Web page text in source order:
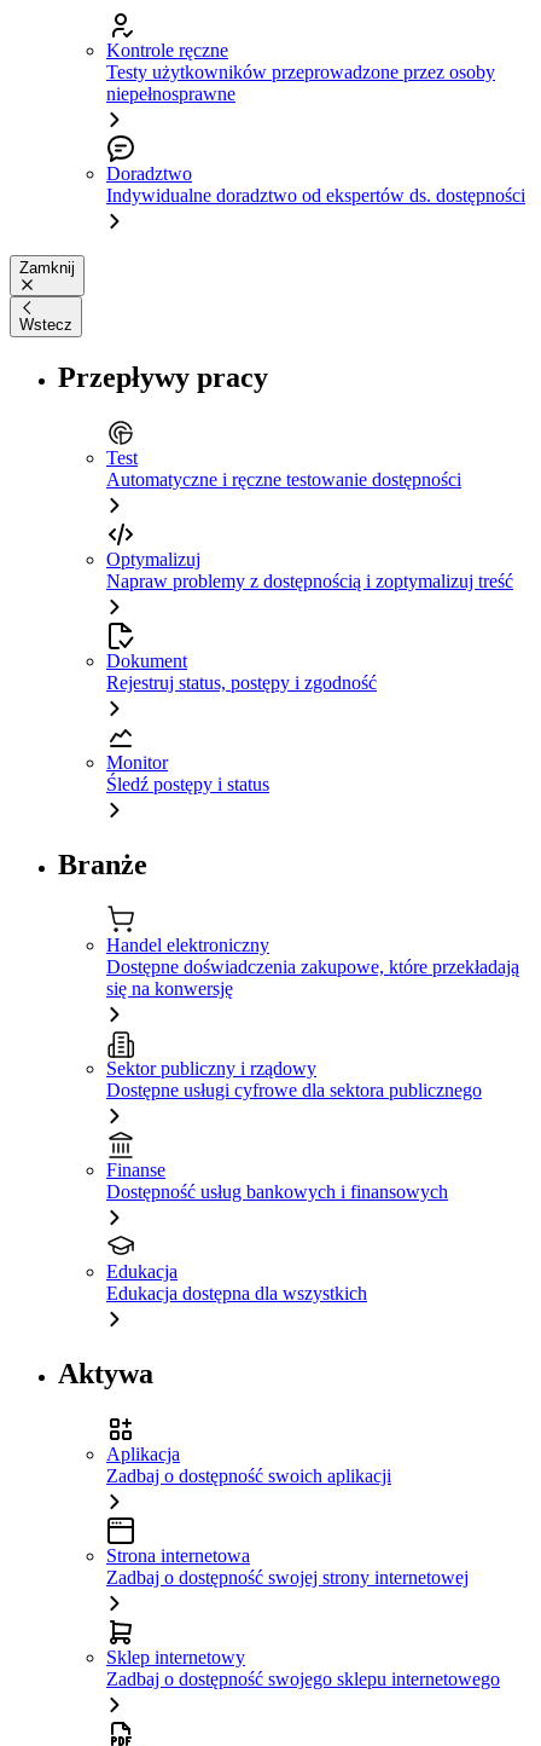
Kontrole ręczne
Testy użytkowników przeprowadzone przez osoby
niepełnosprawne
Doradztwo
Indywidualne doradztwo od ekspertów ds. dostępności
Zamknij
Wstecz
Przepływy pracy
Test
Automatyczne i ręczne testowanie dostępności
Optymalizuj
Napraw problemy z dostępnością i zoptymalizuj treść
Dokument
Rejestruj status, postępy i zgodność
Monitor
Śledź postępy i status
Branże
Handel elektroniczny
Dostępne doświadczenia zakupowe, które przekładają
się na konwersję
Sektor publiczny i rządowy
Dostępne usługi cyfrowe dla sektora publicznego
Finanse
Dostępność usług bankowych i finansowych
Edukacja
Edukacja dostępna dla wszystkich
Aktywa
Aplikacja
Zadbaj o dostępność swoich aplikacji
Strona internetowa
Zadbaj o dostępność swojej strony internetowej
Sklep internetowy
Zadbaj o dostępność swojego sklepu internetowego